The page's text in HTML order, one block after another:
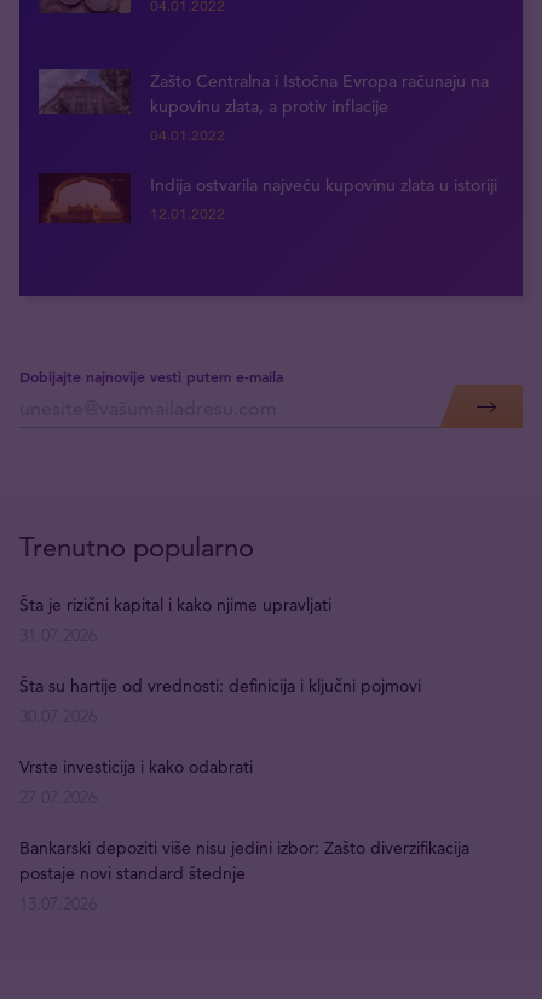
04.01.2022
Zašto Centralna i Istočna Evropa računaju na
kupovinu zlata, a protiv inflacije
04.01.2022
Indija ostvarila najveću kupovinu zlata u istoriji
12.01.2022
Dobijajte najnovije vesti putem e-maila
Trenutno popularno
Šta je rizični kapital i kako njime upravljati
Šta su hartije od vrednosti: definicija i ključni pojmovi
Vrste investicija i kako odabrati
Bankarski depoziti više nisu jedini izbor: Zašto diverzifikacija
postaje novi standard štednje